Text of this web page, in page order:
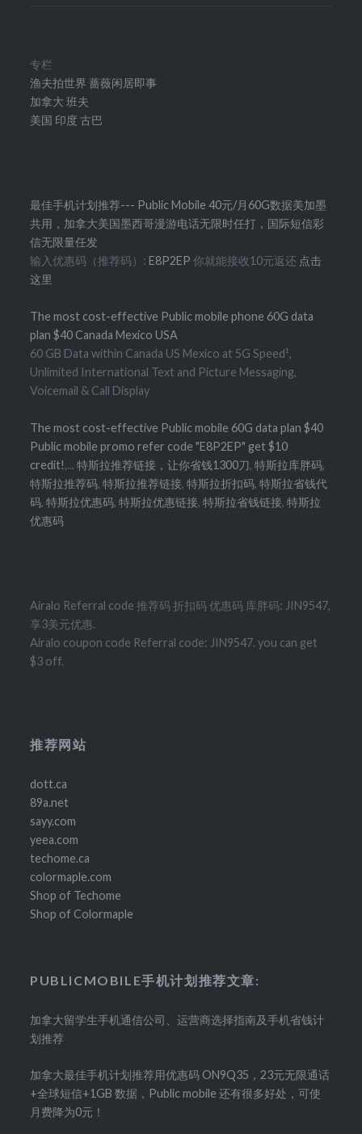
专栏
渔夫拍世界蔷薇闲居即事
加拿大 班夫
美国 印度 古巴
最佳手机计划推荐--- Public Mobile 40元/月60G数据美加墨
共用，加拿大美国墨西哥漫游电话无限时任打，国际短信彩
信无限量任发
输入优惠码（推荐码）:E8P2EP你就能接收10元返还 点击
这里
The most cost-effective Public mobile phone 60G data
plan $40 Canada Mexico USA
60 GB Data within Canada US Mexico at 5G Speed¹,
Unlimited International Text and Picture Messaging,
Voicemail & Call Display
The most cost-effective Public mobile 60G data plan $40
Public mobile promo refer code "E8P2EP" get $10
credit!,...特斯拉推荐链接，让你省钱1300刀,特斯拉库胖码,
特斯拉推荐码,特斯拉推荐链接,特斯拉折扣码,特斯拉省钱代
码,特斯拉优惠码,特斯拉优惠链接, 特斯拉省钱链接,特斯拉
优惠码
Airalo Referral code 推荐码 折扣码 优惠码 库胖码: JIN9547,
享3美元优惠.
Airalo coupon code Referral code: JIN9547. you can get
$3 off.
推荐网站
dott.ca
89a.net
sayy.com
yeea.com
techome.ca
colormaple.com
Shop of Techome
Shop of Colormaple
PUBLICMOBILE手机计划推荐文章:
加拿大留学生手机通信公司、运营商选择指南及手机省钱计
划推荐
加拿大最佳手机计划推荐用优惠码 ON9Q35，23元无限通话
+全球短信+1GB 数据，Public mobile 还有很多好处，可使
月费降为0元！